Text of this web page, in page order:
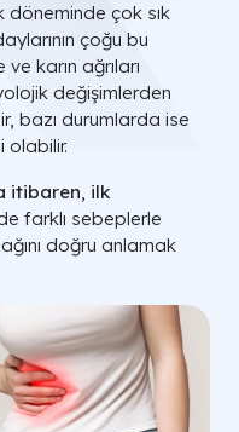
döneminde çok sık
çoğu bu
karın ağrıları
değişimlerden
bazı durumlarda ise
olabilir.
itibaren, ilk
farklı sebeplerle
doğru anlamak